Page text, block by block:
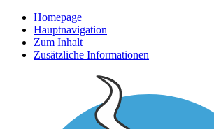
Homepage
Hauptnavigation
Zum Inhalt
Zusätzliche Informationen